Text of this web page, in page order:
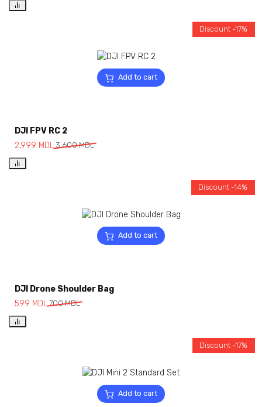
Add to cart
Discount -17%
DJI FPV RC 2
3,600MDL
2,999 MDL
Add to cart
Discount -14%
DJI Drone Shoulder Bag
700MDL
599 MDL
Add to cart
Discount -17%